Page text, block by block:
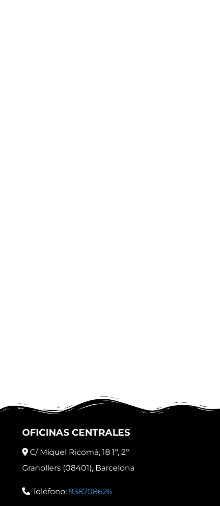
OFICINAS CENTRALES
C/ Miquel Ricomà, 18 1º, 2º
Granollers (08401), Barcelona
Teléfono: 938708626